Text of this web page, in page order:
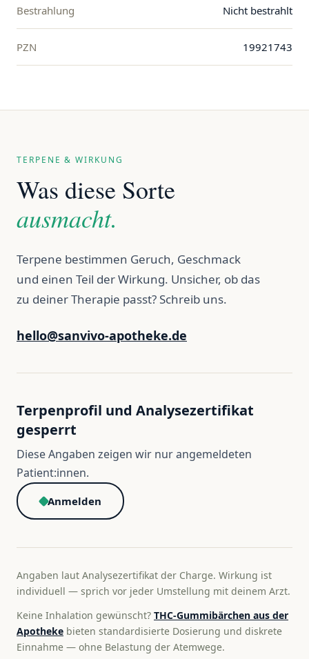
Bestrahlung Nicht bestrahlt
PZN 19921743
TERPENE & WIRKUNG
Was diese Sorte
ausmacht.
Terpene bestimmen Geruch, Geschmack
und einen Teil der Wirkung. Unsicher, ob das
zu deiner Therapie passt? Schreib uns.
hello@sanvivo-apotheke.de
Terpenprofil und Analysezertifikat
gesperrt
Diese Angaben zeigen wir nur angemeldeten
Patient:innen.
Anmelden
Angaben laut Analysezertifikat der Charge. Wirkung ist
individuell — sprich vor jeder Umstellung mit deinem Arzt.
Keine Inhalation gewünscht? THC-Gummibärchen aus der
Apotheke bieten standardisierte Dosierung und diskrete
Einnahme — ohne Belastung der Atemwege.